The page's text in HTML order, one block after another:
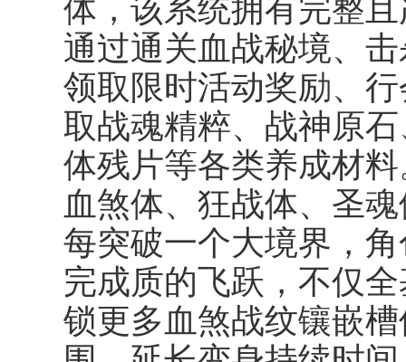
通过通关血战秘境、
领取限时活动奖励、
取战魂精粹、战神原
体残片等各类养成材
血煞体、狂战体、圣
每突破一个大境界，
完成质的飞跃，不仅
锁更多血煞战纹镶嵌